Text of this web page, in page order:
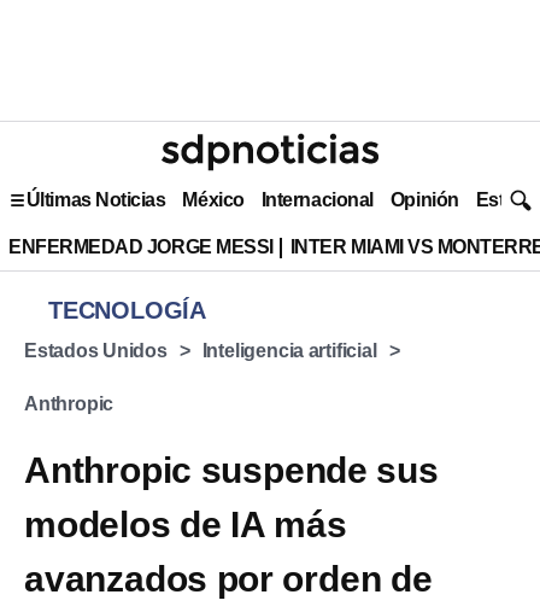
Últimas Noticias México Internacional Opinión Estilo
ENFERMEDAD JORGE MESSI INTER MIAMI VS
TECNOLOGÍA
Estados Unidos Inteligencia artificial
Anthropic
Anthropic suspende sus
modelos de IA más
avanzados por orden de